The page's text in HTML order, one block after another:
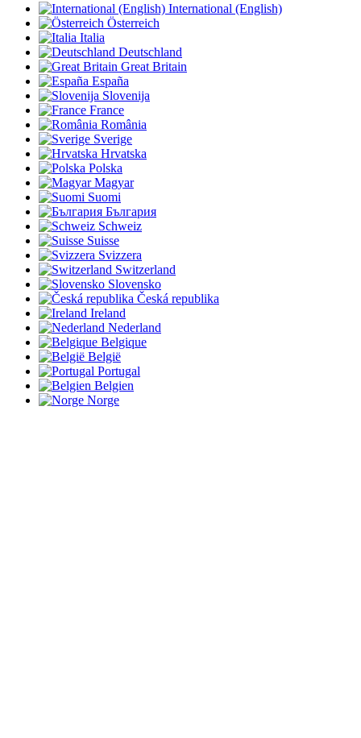
International (English)
Österreich
Italia
Deutschland
Great Britain
España
Slovenija
France
România
Sverige
Hrvatska
Polska
Magyar
Suomi
България
Schweiz
Suisse
Svizzera
Switzerland
Slovensko
Česká republika
Ireland
Nederland
Belgique
België
Portugal
Belgien
Norge